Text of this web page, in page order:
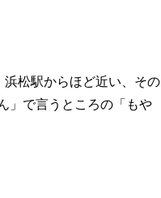
松駅からほど近い、その
」で言うところの「もや